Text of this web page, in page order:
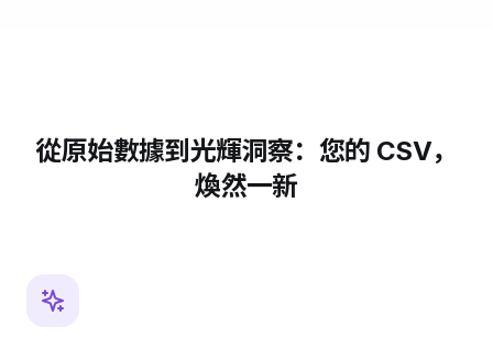
從原始數據到光輝洞察：您的 CSV，
煥然一新